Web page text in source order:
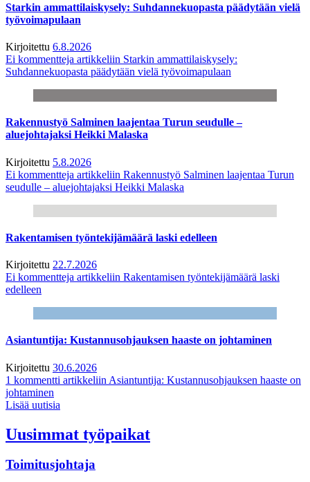
Starkin ammattilaiskysely: Suhdannekuopasta päädytään vielä
työvoimapulaan
Kirjoitettu 6.8.2026
Ei kommentteja artikkeliin Starkin ammattilaiskysely:
Suhdannekuopasta päädytään vielä työvoimapulaan
Rakennustyö Salminen laajentaa Turun seudulle –
aluejohtajaksi Heikki Malaska
Kirjoitettu 5.8.2026
Ei kommentteja artikkeliin Rakennustyö Salminen laajentaa Turun
seudulle – aluejohtajaksi Heikki Malaska
Rakentamisen työntekijämäärä laski edelleen
Kirjoitettu 22.7.2026
Ei kommentteja artikkeliin Rakentamisen työntekijämäärä laski
edelleen
Asiantuntija: Kustannusohjauksen haaste on johtaminen
Kirjoitettu 30.6.2026
1 kommentti artikkeliin Asiantuntija: Kustannusohjauksen haaste on
johtaminen
Lisää uutisia
Uusimmat työpaikat
Toimitusjohtaja